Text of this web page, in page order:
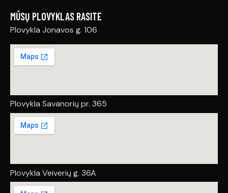
MŪSŲ PLOVYKLAS RASITE
Plovykla Jonavos g. 106
Plovykla Savanorių pr. 365
Plovykla Veiverių g. 36A